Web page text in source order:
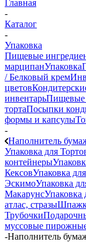
Главная
-
Каталог
-
Упаковка
Пищевые
марципанУпаковка
/ Белковый крем
цветов
инвентарьПищевые
тортаПосыпки
формы и капсулы
-
Наполнитель
Упаковка для
контейнеры
КексовУпаковка
ЭскимоУпаковка
МакарунсУпаковка
атлас, стразы
Трубочки
муссовые
-Наполнитель